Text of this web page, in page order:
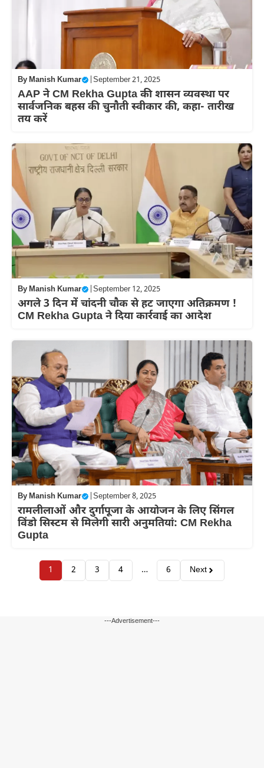
ByManish Kumar September 21, 2025
AAP ने CM Rekha Gupta की शासन व्यवस्था पर
सार्वजनिक बहस की चुनौती स्वीकार की, कहा- तारीख
तय करें
ByManish Kumar September 12, 2025
अगले 3 दिन में चांदनी चौक से हट जाएगा अतिक्रमण !
CM Rekha Gupta ने दिया कार्रवाई का आदेश
ByManish Kumar September 8, 2025
रामलीलाओं और दुर्गापूजा के आयोजन के लिए सिंगल
विंडो सिस्टम से मिलेगी सारी अनुमतियां: CM Rekha
Gupta
1 2 3 4 … 6 Next
---Advertisement---